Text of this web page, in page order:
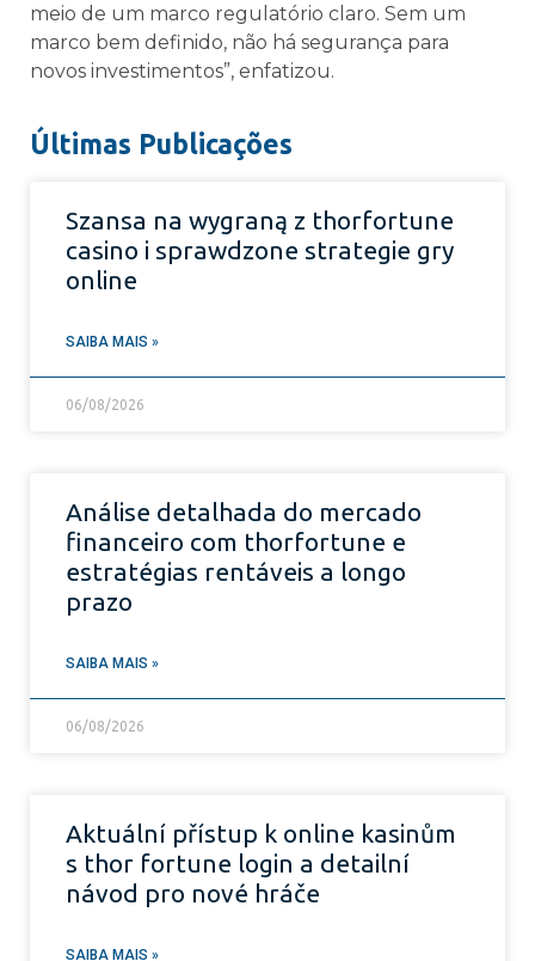
meio de um marco regulatório claro. Sem um
marco bem definido, não há segurança para
novos investimentos”, enfatizou.
Últimas Publicações
Szansa na wygraną z thorfortune
casino i sprawdzone strategie gry
online
SAIBA MAIS »
06/08/2026
Análise detalhada do mercado
financeiro com thorfortune e
estratégias rentáveis a longo
prazo
SAIBA MAIS »
06/08/2026
Aktuální přístup k online kasinům
s thor fortune login a detailní
návod pro nové hráče
SAIBA MAIS »